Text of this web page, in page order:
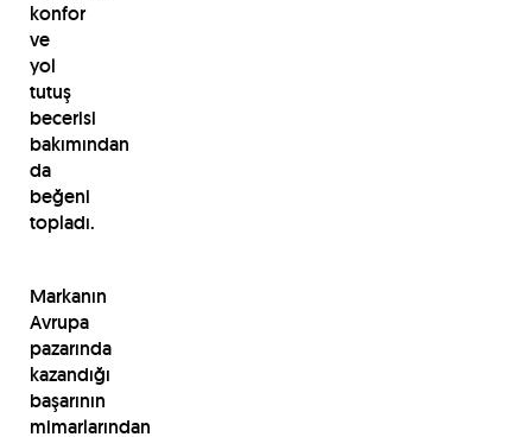
konfor
ve
yol
tutuş
becerisi
bakımından
da
beğeni
topladı.
Markanın
Avrupa
pazarında
kazandığı
başarının
mimarlarından